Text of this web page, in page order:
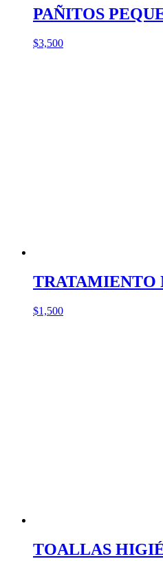
PAÑITOS
$3,500
TRATAMIENTO
$1,500
TOALLAS